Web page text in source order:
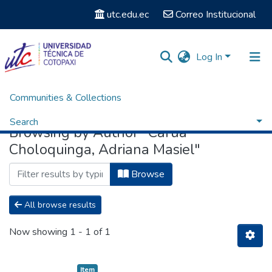
utc.edu.ec Correo Institucional
Log In
Communities & Collections
Search
Home Browse by Author
Browsing by Author "Carua
Choloquinga, Adriana Masiel"
Browse
All browse results
Now showing 1 - 1 of 1
Item